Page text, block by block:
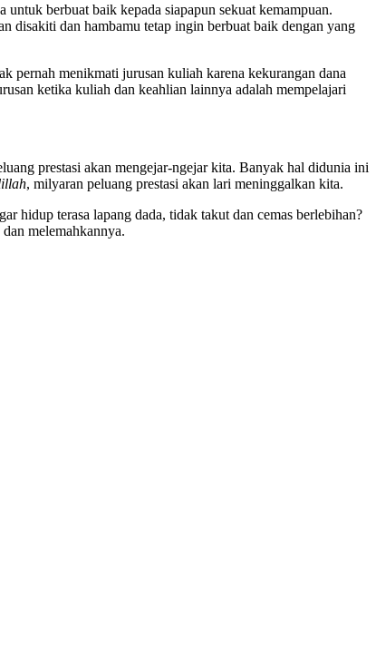
berbuat baik kepada siapapun sekuat kemampuan.
disakiti dan hambamu tetap ingin berbuat baik dengan yang
pernah menikmati jurusan kuliah karena kekurangan dana
ketika kuliah dan keahlian lainnya adalah mempelajari
prestasi akan mengejar-ngejar kita. Banyak hal didunia ini
, milyaran peluang prestasi akan lari meninggalkan kita.
hidup terasa lapang dada, tidak takut dan cemas berlebihan?
melemahkannya.